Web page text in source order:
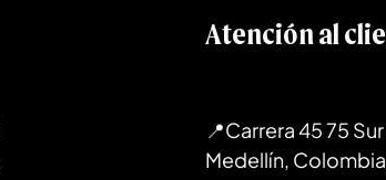
Atención al
📍Carrera 45 75 Sur
Medellín, Colombia